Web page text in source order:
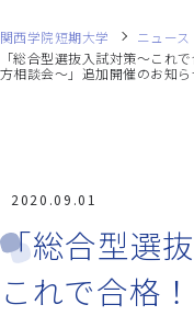
関西学院短期大学
ニュー
「総合型選抜入試対策～これ
方相談会～」追加開催のお知ら
2020.09.01
「総合型選
これで合格